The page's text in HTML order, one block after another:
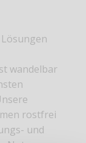
wandelbar
rostfrei
und